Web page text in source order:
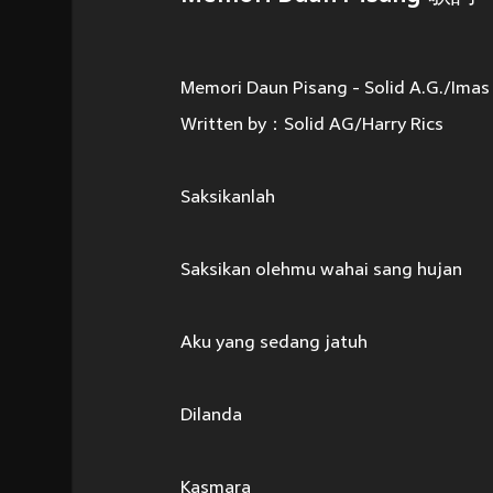
Memori Daun Pisang - Solid A.G./
Written by：Solid AG/Harry Rics
Saksikanlah
Saksikan olehmu wahai sang hujan
Aku yang sedang jatuh
Dilanda
Kasmara